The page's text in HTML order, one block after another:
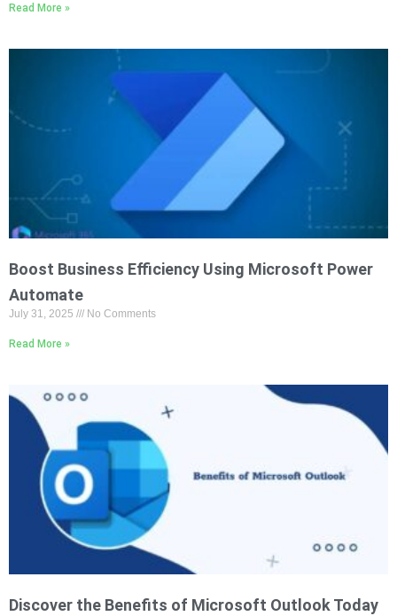
Read More »
Boost Business Efficiency Using Microsoft Power
Automate
July 31, 2025 No Comments
Read More »
Discover the Benefits of Microsoft Outlook Today